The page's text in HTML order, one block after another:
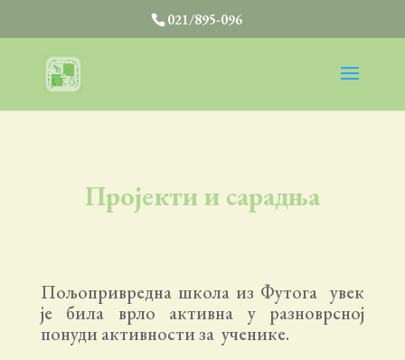
021/895-096
Пројекти и сарадња
Пољопривредна школа из Футога увек
је била врло активна у разноврсној
понуди активности за ученике.